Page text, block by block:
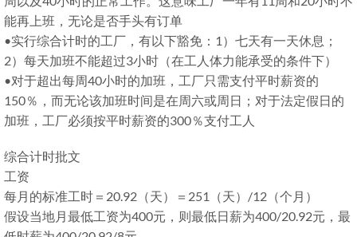
能再上班，无论是否手头有订单
•实行综合计时的工厂，有以下豁免：1）七天有一天休息；
2）每天加班不能超过3小时（在工人体力能承受的条件下）
•对于超出每周40小时的加班，工厂只需支付平时薪资的
150％，而无论该加班时间是在周六或周日；对于法定假日的
加班，工厂必须按平时薪资的300％支付工人
综合计时批文
工资
每月的标准工时＝20.92（天）＝251（天）/12（个月）
假设当地月最低工资为400元，则最低日薪为400/20.92元，最